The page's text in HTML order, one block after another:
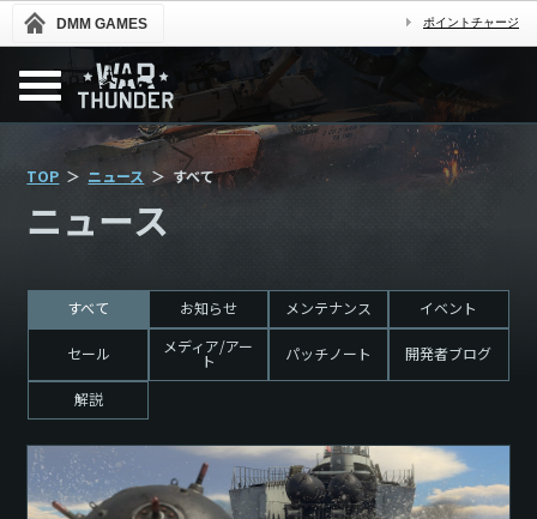
DMM GAMES ポイントチャージ
TOP ニュース すべて
ニュース
すべて お知らせ メンテナンス イベント
セール メディア/アー
ト パッチノート 開発者ブログ
解説